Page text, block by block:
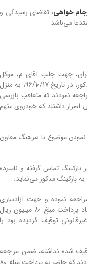
خواهی، تقاضای رسیدگی و
می‌باشد.
آقای ح به کلانتری 144 تهران، جهت جلب آقای م، موکل
اینجانب، به عنوان احدی از مأمورین کلانتری مذکور، در تاریخ 96/10/17، به منزل
206 تهرانپارس مراجعه نمودند که متعاقب بازرسی
داشتند که خودروی متهم
نمودن موضوع با سرهنگ معاون
تماس گرفته و نامبرده
پارکینگ مذکور می‌نماید.
کلانتری مراجعه نموده و جهت آزادسازی
خودروی موصوف با موکل مذاکره نموده و پیشنهاد پرداخت مبلغ 80 میلیون ریال
توقیف گردیده بود را
شده نداشته، ضمن مراجعه